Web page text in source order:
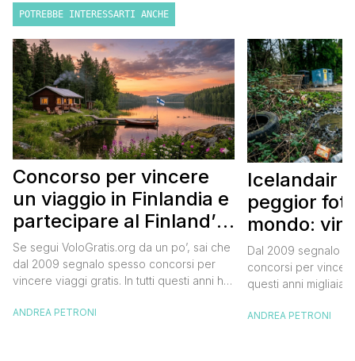
POTREBBE INTERESSARTI ANCHE
Concorso per vincere
un viaggio in Finlandia e
partecipare al Finland’s
Official Tasting
Se segui VoloGratis.org da un po’, sai che
dal 2009 segnalo spesso concorsi per
vincere viaggi gratis. In tutti questi anni ho
destinazioni incredibili grazie a queste
ANDREA PETRONI
Icelandair
peggior
mondo:
in Islanda
dollari
Dal 2009 segnalo
concorsi per
questi anni migliaia
segnalazioni
ANDREA PETRONI